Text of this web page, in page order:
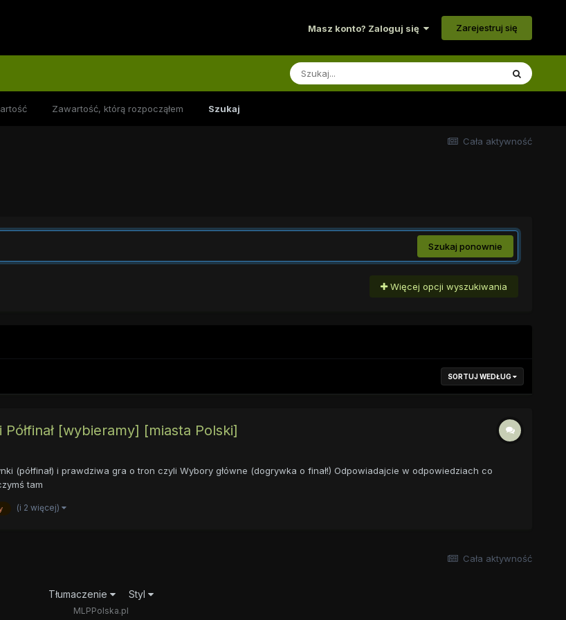
Masz konto? Zaloguj się Zarejestruj się
Zawartość, którą rozpocząłem Szukaj
Cała aktywność
Szukaj ponownie
Więcej opcji wyszukiwania
SORTUJ WEDŁUG
[wybieramy] [miasta Polski]
(półfinał) i prawdziwa gra o tron czyli Wybory główne (dogrywka o finał!) Odpowiadajcie w odpowiedziach co
tam
(i 2 więcej)
Cała aktywność
Tłumaczenie Styl
MLPPolska.pl